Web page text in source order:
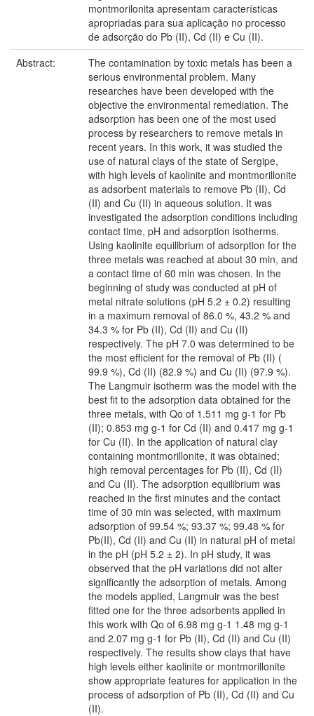
montmorilonita apresentam características
apropriadas para sua aplicação no processo
de adsorção do Pb (II), Cd (II) e Cu (II).
Abstract:
The contamination by toxic metals has been a
serious environmental problem. Many
researches have been developed with the
objective the environmental remediation. The
adsorption has been one of the most used
process by researchers to remove metals in
recent years. In this work, it was studied the
use of natural clays of the state of Sergipe,
with high levels of kaolinite and montmorillonite
as adsorbent materials to remove Pb (II), Cd
(II) and Cu (II) in aqueous solution. It was
investigated the adsorption conditions including
contact time, pH and adsorption isotherms.
Using kaolinite equilibrium of adsorption for the
three metals was reached at about 30 min, and
a contact time of 60 min was chosen. In the
beginning of study was conducted at pH of
metal nitrate solutions (pH 5.2 ± 0.2) resulting
in a maximum removal of 86.0 %, 43.2 % and
34.3 % for Pb (II), Cd (II) and Cu (II)
respectively. The pH 7.0 was determined to be
the most efficient for the removal of Pb (II) (
99.9 %), Cd (II) (82.9 %) and Cu (II) (97.9 %).
The Langmuir isotherm was the model with the
best fit to the adsorption data obtained for the
three metals, with Qo of 1.511 mg g-1 for Pb
(II); 0.853 mg g-1 for Cd (II) and 0.417 mg g-1
for Cu (II). In the application of natural clay
containing montmorillonite, it was obtained;
high removal percentages for Pb (II), Cd (II)
and Cu (II). The adsorption equilibrium was
reached in the first minutes and the contact
time of 30 min was selected, with maximum
adsorption of 99.54 %; 93.37 %; 99.48 % for
Pb(II), Cd (II) and Cu (II) in natural pH of metal
in the pH (pH 5.2 ± 2). In pH study, it was
observed that the pH variations did not alter
significantly the adsorption of metals. Among
the models applied, Langmuir was the best
fitted one for the three adsorbents applied in
this work with Qo of 6.98 mg g-1 1.48 mg g-1
and 2.07 mg g-1 for Pb (II), Cd (II) and Cu (II)
respectively. The results show clays that have
high levels either kaolinite or montmorillonite
show appropriate features for application in the
process of adsorption of Pb (II), Cd (II) and Cu
(II).